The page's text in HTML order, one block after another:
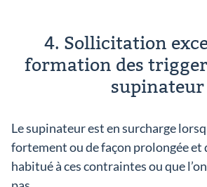
4. Sollicitation
formation des
supinateur
Le supinateur est en surcharge
fortement ou de façon prolongée et
habitué à ces contraintes ou que